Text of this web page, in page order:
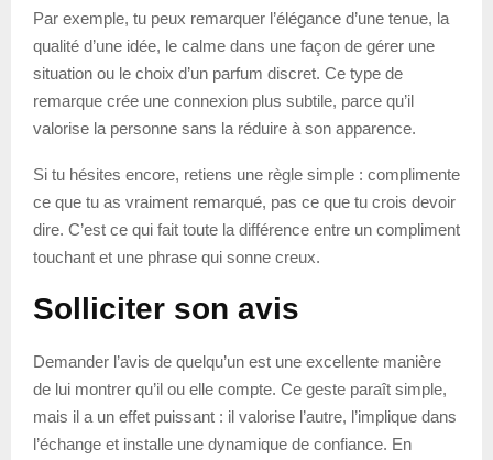
Par exemple, tu peux remarquer l’élégance d’une tenue, la
qualité d’une idée, le calme dans une façon de gérer une
situation ou le choix d’un parfum discret. Ce type de
remarque crée une connexion plus subtile, parce qu’il
valorise la personne sans la réduire à son apparence.
Si tu hésites encore, retiens une règle simple : complimente
ce que tu as vraiment remarqué, pas ce que tu crois devoir
dire. C’est ce qui fait toute la différence entre un compliment
touchant et une phrase qui sonne creux.
Solliciter son avis
Demander l’avis de quelqu’un est une excellente manière
de lui montrer qu’il ou elle compte. Ce geste paraît simple,
mais il a un effet puissant : il valorise l’autre, l’implique dans
l’échange et installe une dynamique de confiance. En